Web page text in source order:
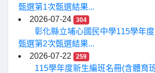
甄選第1次甄選結果...
2026-07-24
304
彰化縣立埔心國民中學115學年
甄選第2次甄選結果...
2026-07-22
259
115學年度新生編班名冊(含體育